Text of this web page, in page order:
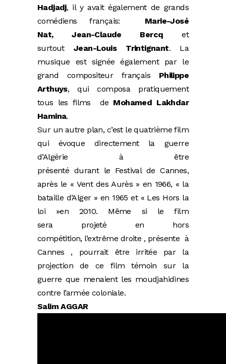
Hadjadj, il y avait également de grands
comédiens français:
Marie-José
Nat, Jean-Claude Bercq et
surtout Jean-Louis Trintignant. La
musique est signée également par le
grand compositeur français Philippe
Arthuys, qui composa pratiquement
tous les films de Mohamed Lakhdar
Hamina.
Sur un autre plan, c’est le quatrième film
qui évoque directement la guerre
d’Algérie à être
présenté durant le Festival de Cannes,
après le « Vent des Aurès » en 1966, « la
bataille d’Alger » en 1965 et « Les Hors la
loi »en 2010. Même si le film
sera projeté en hors
compétition, l’extrême droite , présente à
Cannes , pourrait être irritée par la
projection de ce film témoin sur la
guerre que menaient les moudjahidines
contre l’armée coloniale.
Salim AGGAR